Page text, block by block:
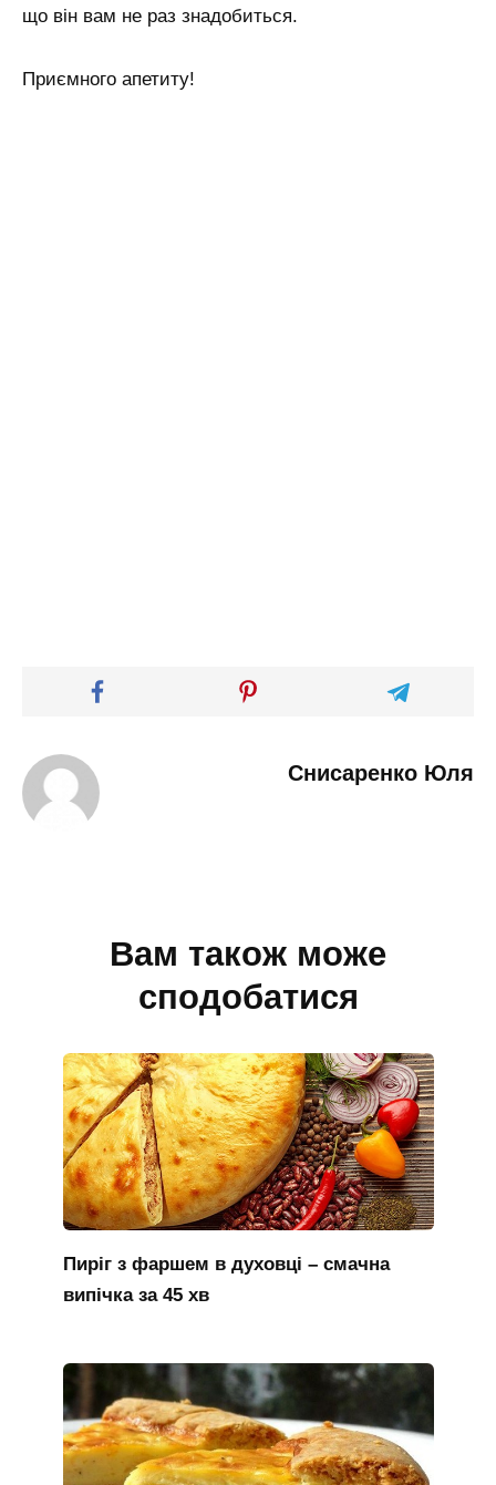
що він вам не раз знадобиться.
Приємного апетиту!
Снисаренко Юля
Вам також може
сподобатися
Пиріг з фаршем в духовці – смачна
випічка за 45 хв